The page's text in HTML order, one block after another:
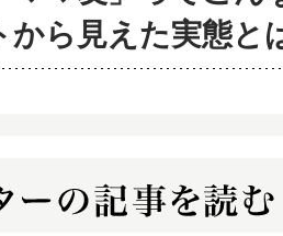
から見えた実態